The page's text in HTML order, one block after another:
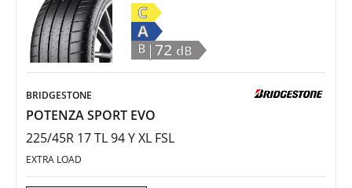
C
A
B |72 dB
BRIDGESTONE
POTENZA SPORT EVO
225/45R 17 TL 94 Y XL FSL
EXTRA LOAD